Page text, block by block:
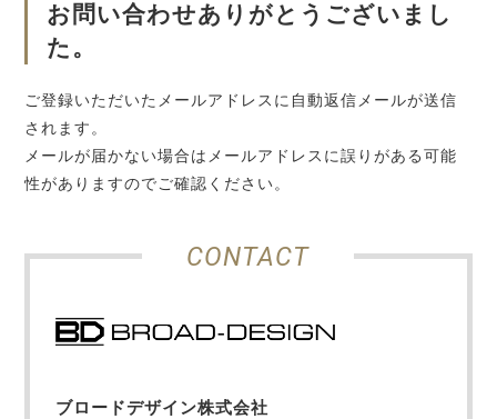
お問い合わせありがとうございまし
た。
ご登録いただいたメールアドレスに自動返信メールが送信
されます。
メールが届かない場合はメールアドレスに誤りがある可能
性がありますのでご確認ください。
CONTACT
ブロードデザイン株式会社